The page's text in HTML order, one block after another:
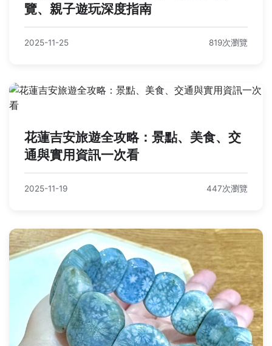
覽、親子遊玩深度指南
2025-11-25 819次瀏覽
花蓮吉安旅遊全攻略：景點、美食、交
通與實用資訊一次看
2025-11-19 447次瀏覽